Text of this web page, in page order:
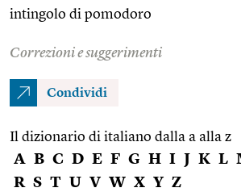
intingolo di pomodoro
Correzioni e suggerimenti
Condividi
Il dizionario di italiano dalla a alla z
A B C D E F G H I J K L
R S T U V W X Y Z